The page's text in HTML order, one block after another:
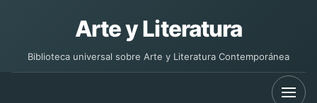
Arte y Literatura
Biblioteca universal sobre Arte y Literatura Contemporánea